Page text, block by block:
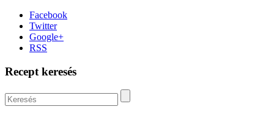
Facebook
Twitter
Google+
RSS
Recept keresés